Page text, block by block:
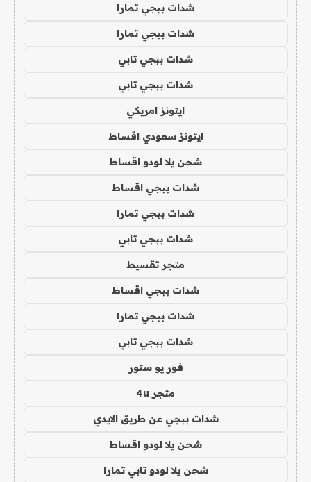
شدات ببجي تمارا
شدات ببجي تمارا
شدات ببجي تابي
شدات ببجي تابي
ايتونز امريكي
ايتونز سعودي اقساط
شحن يلا لودو اقساط
شدات ببجي اقساط
شدات ببجي تمارا
شدات ببجي تابي
متجر تقسيط
شدات ببجي اقساط
شدات ببجي تمارا
شدات ببجي تابي
فور يو ستور
متجر 4u
شدات ببجي عن طريق الايدي
شحن يلا لودو اقساط
شحن يلا لودو تابي تمارا